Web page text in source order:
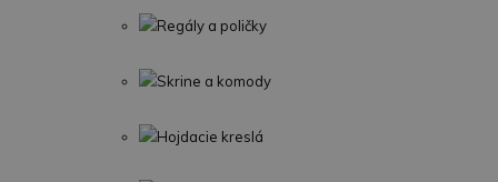
Regály a poličky
Skrine a komody
Hojdacie kreslá